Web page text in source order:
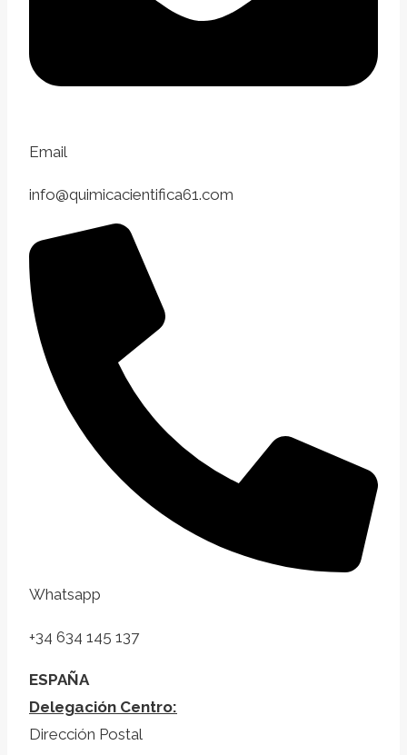
Email
info@quimicacientifica61.com
Whatsapp
+34 634 145 137
ESPAÑA
Delegación Centro:
Dirección Postal